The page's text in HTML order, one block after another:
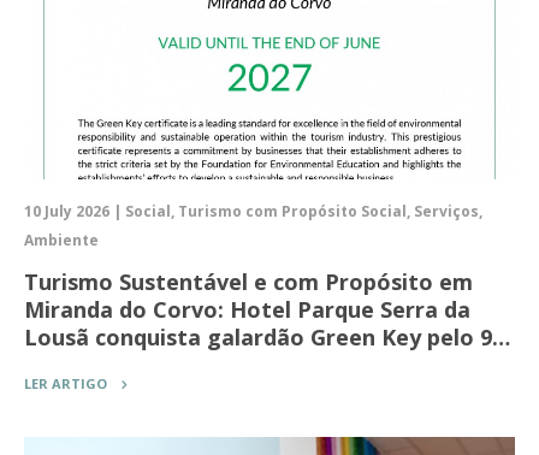
10 July 2026 | Social, Turismo com Propósito Social, Serviços,
Ambiente
Turismo Sustentável e com Propósito em
Miranda do Corvo: Hotel Parque Serra da
Lousã conquista galardão Green Key pelo 9…
LER ARTIGO